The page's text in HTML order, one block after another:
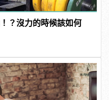
？沒力的時候該如何